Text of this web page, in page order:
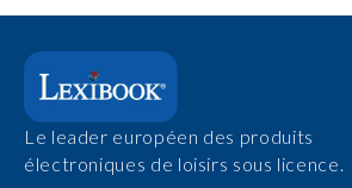
Le leader européen des produits
électroniques de loisirs sous licence.